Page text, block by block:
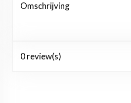
Omschrijving
0 review(s)